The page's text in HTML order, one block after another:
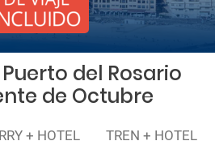
del Rosario
de Octubre
+ HOTEL TREN + HOTEL